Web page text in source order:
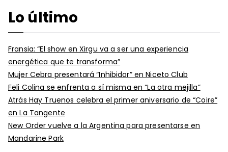
Lo último
Fransia: “El show en Xirgu va a ser una experiencia
energética que te transforma”
Mujer Cebra presentará “Inhibidor” en Niceto Club
Feli Colina se enfrenta a sí misma en “La otra mejilla”
Atrás Hay Truenos celebra el primer aniversario de “Coire”
en La Tangente
New Order vuelve a la Argentina para presentarse en
Mandarine Park